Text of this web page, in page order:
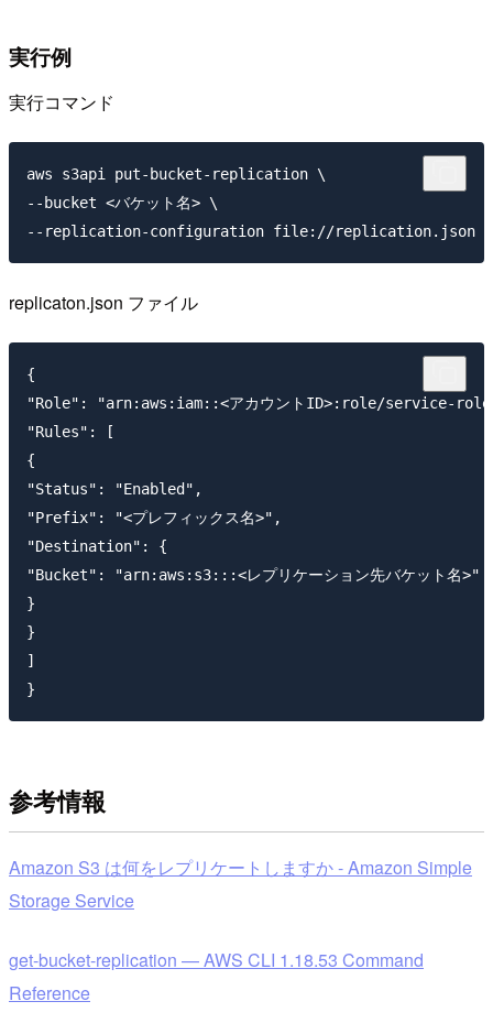
実行例
実行コマンド
aws s3api put-bucket-replication \
--bucket <バケット名> \
replicaton.json ファイル
{
"Role": "arn:aws:iam::<アカウントID>:role/service-
"Rules": [
{
"Status": "Enabled",
"Prefix": "<プレフィックス名>",
"Destination": {
"Bucket": "arn:aws:s3:::<レプリケーション先バケット名>"
}
}
]
参考情報
Amazon S3 は何をレプリケートしますか - Amazon Simple
Storage Service
get-bucket-replication — AWS CLI 1.18.53 Command
Reference